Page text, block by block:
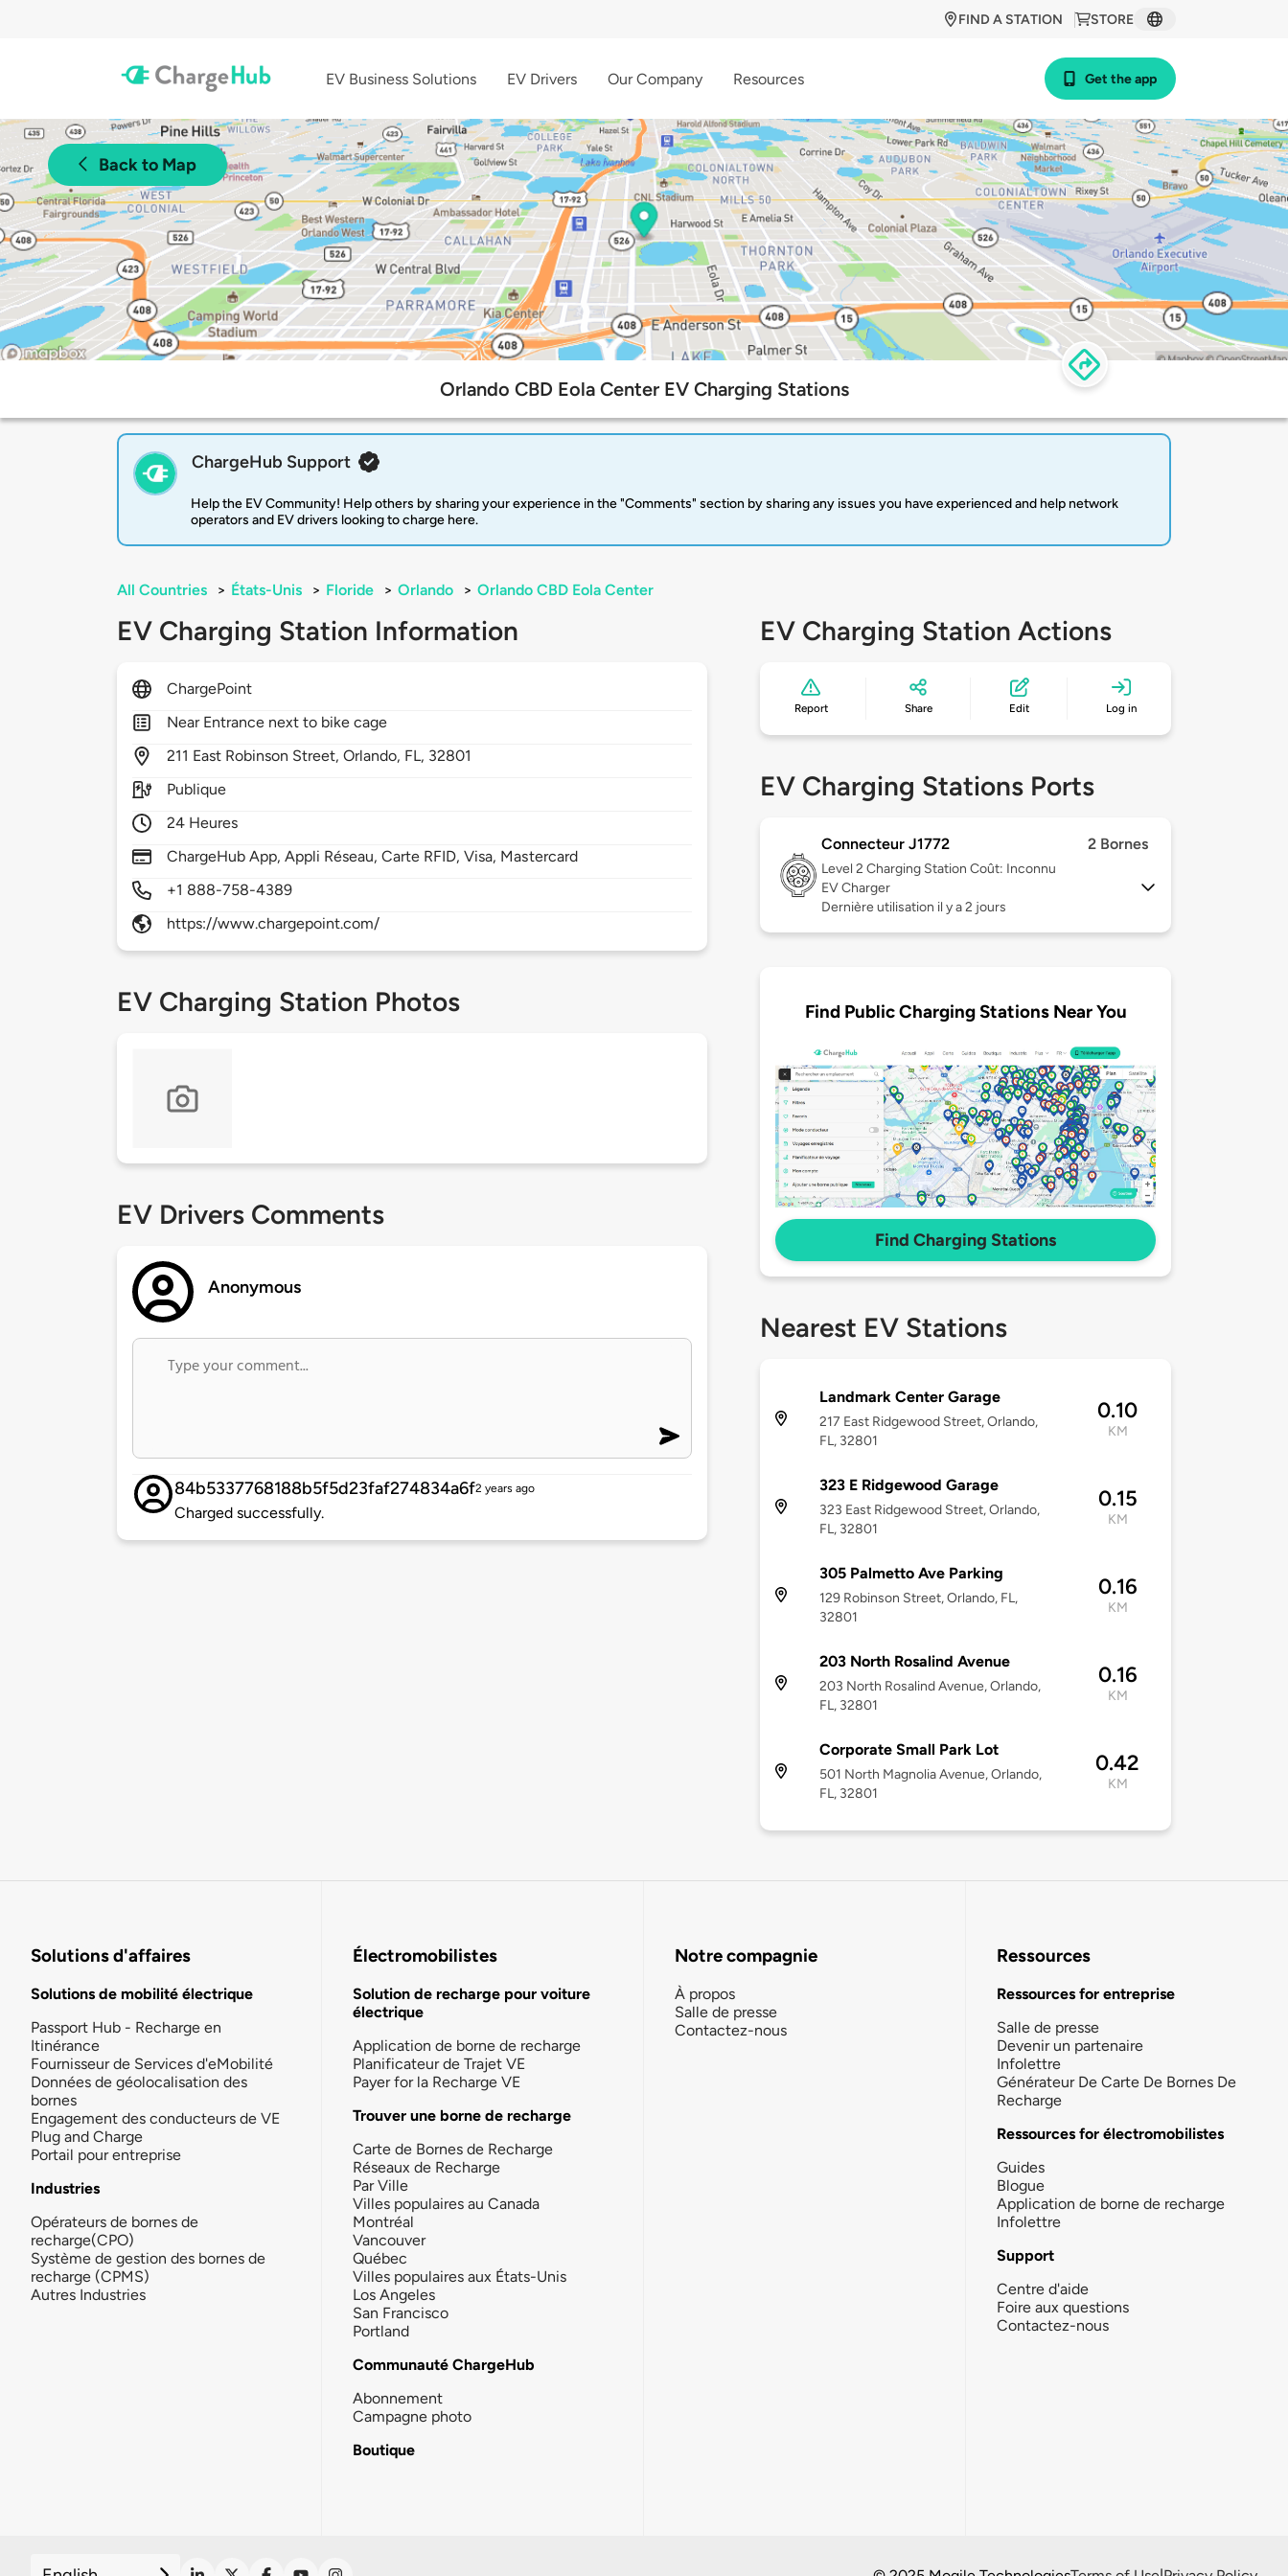
STORE
FIND A STATION
EV Business Solutions EV Drivers Our Company Resources Get the app
Back to Map
Orlando CBD Eola Center EV Charging Stations
ChargeHub Support
Help the EV Community! Help others by sharing your experience in the "Comments" section by sharing any issues you have experienced and help network
operators and EV drivers looking to charge here.
All Countries > États-Unis > Floride > Orlando > Orlando CBD Eola Center
EV Charging Station Information
ChargePoint
Near Entrance next to bike cage
211 East Robinson Street,Orlando, FL, 32801
Publique
24 Heures
ChargeHub App, Appli Réseau, Carte RFID, Visa, Mastercard
+1 888-758-4389
https://www.chargepoint.com/
EV Charging Station Photos
EV Drivers Comments
Anonymous
84b5337768188b5f5d23faf274834a6f2 years ago
Charged successfully.
EV Charging Station Actions
Report Share Edit Log in
EV Charging Stations Ports
Connecteur J1772 2 Bornes
Level 2 Charging Station Coût: Inconnu
EV Charger
Dernière utilisation il y a 2 jours
Find Public Charging Stations Near You
Find Charging Stations
Nearest EV Stations
Landmark Center Garage
217 East Ridgewood Street, Orlando,
FL, 32801
0.10
KM
323 E Ridgewood Garage
323 East Ridgewood Street, Orlando,
FL, 32801
0.15
KM
305 Palmetto Ave Parking
129 Robinson Street, Orlando, FL,
32801
0.16
KM
203 North Rosalind Avenue
203 North Rosalind Avenue, Orlando,
FL, 32801
0.16
KM
Corporate Small Park Lot
501 North Magnolia Avenue, Orlando,
FL, 32801
0.42
KM
Solutions d'affaires
Solutions de mobilité électrique
Passport Hub - Recharge en
Itinérance
Fournisseur de Services d'eMobilité
Données de géolocalisation des
bornes
Engagement des conducteurs de VE
Plug and Charge
Portail pour entreprise
Industries
Opérateurs de bornes de
recharge(CPO)
Système de gestion des bornes de
recharge (CPMS)
Autres Industries
Électromobilistes
Solution de recharge pour voiture
électrique
Application de borne de recharge
Planificateur de Trajet VE
Payer for la Recharge VE
Trouver une borne de recharge
Carte de Bornes de Recharge
Réseaux de Recharge
Par Ville
Villes populaires au Canada
Montréal
Vancouver
Québec
Villes populaires aux États-Unis
Los Angeles
San Francisco
Portland
Communauté ChargeHub
Abonnement
Campagne photo
Boutique
Notre compagnie
À propos
Salle de presse
Contactez-nous
Ressources
Ressources for entreprise
Salle de presse
Devenir un partenaire
Infolettre
Générateur De Carte De Bornes De
Recharge
Ressources for électromobilistes
Guides
Blogue
Application de borne de recharge
Infolettre
Support
Centre d'aide
Foire aux questions
Contactez-nous